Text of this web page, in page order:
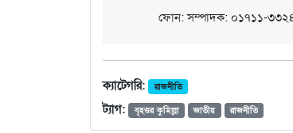
ফোন: সম্পাদক: ০১৭১১-
ক্যাটেগরি: রাজনীতি
ট্যাগ: বৃহত্তর কুমিল্লা জাতীয় রাজনীতি